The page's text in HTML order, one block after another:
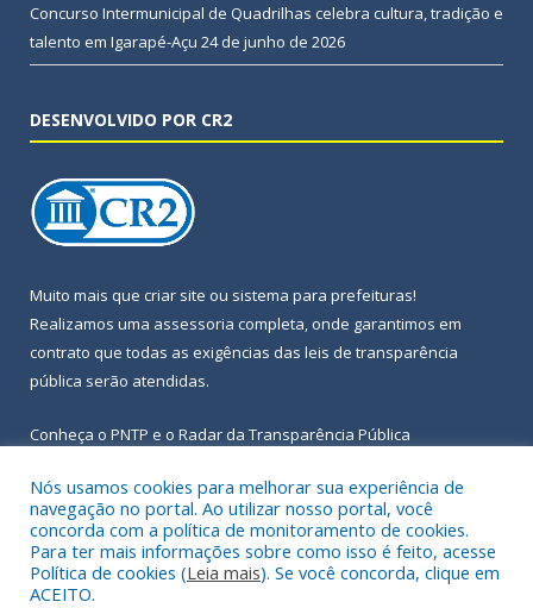
Concurso Intermunicipal de Quadrilhas celebra cultura, tradição e
talento em Igarapé-Açu 24 de junho de 2026
DESENVOLVIDO POR CR2
Muito mais que criar site ou sistema para prefeituras!
Realizamos uma assessoria completa, onde garantimos em
contrato que todas as exigências das leis de transparência
pública serão atendidas.
Conheça o PNTP e o Radar da Transparência Pública
Todos os direitos reservados a Prefeitura Municipal de Igarapé-
Açu.
Nós usamos cookies para melhorar sua experiência de
navegação no portal. Ao utilizar nosso portal, você
concorda com a política de monitoramento de cookies.
Para ter mais informações sobre como isso é feito, acesse
Política de cookies (Leia mais). Se você concorda, clique em
ACEITO.